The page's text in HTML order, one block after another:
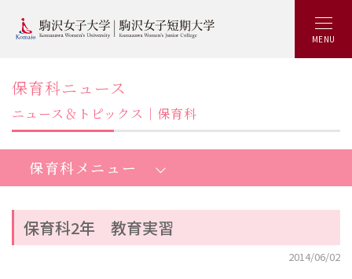
MENU
保育科ニュース
ニュース＆トピックス｜保育科
保育科2年 教育実習
2014/06/02
保育科メニュー
短期大学保育科：トップ